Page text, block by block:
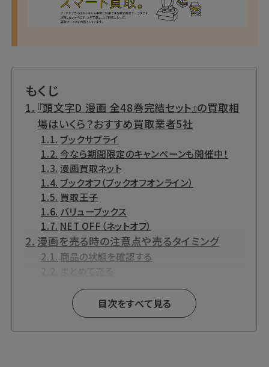
もくじ
『頭文字D 漫画 全48巻完結セット』の買取相
場はいくら？おすすめ買取業者5社
ブックサプライ
今なら期間限定のキャンペーンも開催中！
漫画買取ネット
ブックオフ（ブックオフオンライン）
買取王子
バリューブックス
NET OFF（ネットオフ）
漫画を売る時の注意点や売るタイミング
商品の状態を確認する
『頭文字D』とは？
『頭文字D』関連商品も高価買取中です！
『頭文字D』各種DVD・DVD-BOX【Blu-ray】
目次をすべて見る